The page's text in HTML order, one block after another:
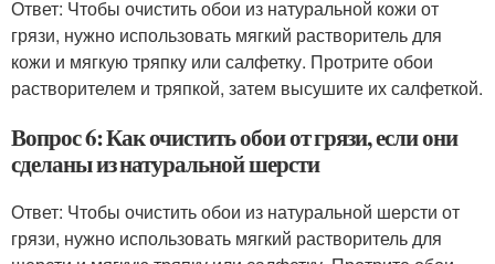
Ответ: Чтобы очистить обои из натуральной кожи от
грязи, нужно использовать мягкий растворитель для
кожи и мягкую тряпку или салфетку. Протрите обои
растворителем и тряпкой, затем высушите их салфеткой.
Вопрос 6: Как очистить обои от грязи, если они
сделаны из натуральной шерсти
Ответ: Чтобы очистить обои из натуральной шерсти от
грязи, нужно использовать мягкий растворитель для